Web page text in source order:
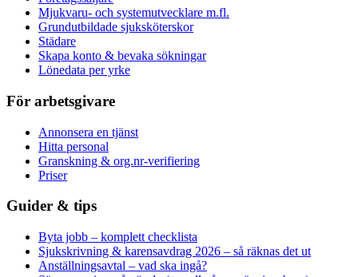
Mjukvaru- och systemutvecklare m.fl.
Grundutbildade sjuksköterskor
Städare
Skapa konto & bevaka sökningar
Lönedata per yrke
För arbetsgivare
Annonsera en tjänst
Hitta personal
Granskning & org.nr-verifiering
Priser
Guider & tips
Byta jobb – komplett checklista
Sjukskrivning & karensavdrag 2026 – så räknas det ut
Anställningsavtal – vad ska ingå?